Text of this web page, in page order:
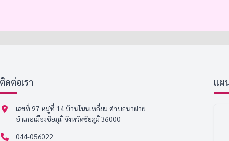
ติดต่อเรา
เลขที่ 97 หมู่ที่ 14 บ้านโนนเหลี่ยม ตำบลนาฝาย
อำเภอเมืองชัยภูมิ จังหวัดชัยภูมิ 36000
044-056022
แผ